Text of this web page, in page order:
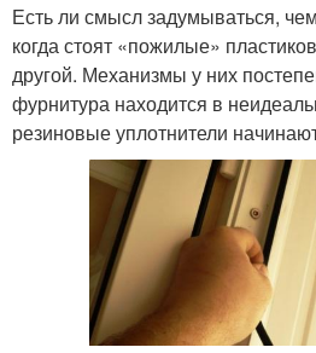
Есть ли смысл задумываться,
когда стоят «пожилые»
другой. Механизмы у них
фурнитура находится в
резиновые уплотнители